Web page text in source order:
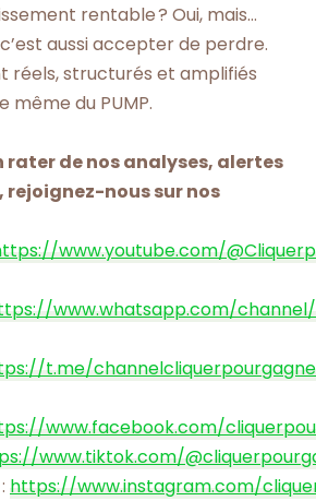
rentable ? Oui, mais…
aussi accepter de perdre.
réels, structurés et amplifiés
même du PUMP.
rater de nos analyses, alertes
rejoignez-nous sur nos
www.youtube.com/
www.whatsapp.com/channel/
t.me/
www.facebook.com/
www.tiktok.com/
: https://www.instagram.com/